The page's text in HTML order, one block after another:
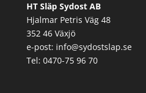
HT Släp Sydost AB
Hjalmar Petris Väg 48
352 46 Växjö
e-post: info@sydostslap.se
Tel: 0470-75 96 70